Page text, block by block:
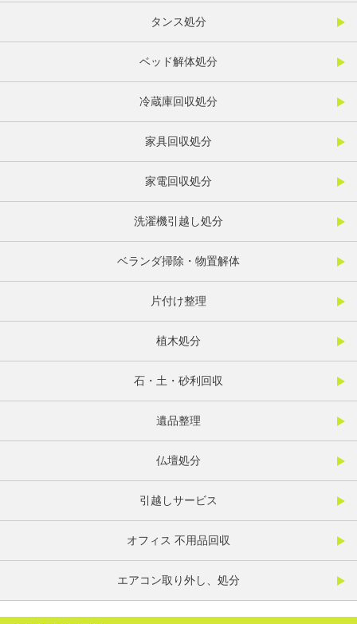
タンス処分
ベッド解体処分
冷蔵庫回収処分
家具回収処分
家電回収処分
洗濯機引越し処分
ベランダ掃除・物置解体
片付け整理
植木処分
石・土・砂利回収
遺品整理
仏壇処分
引越しサービス
オフィス 不用品回収
エアコン取り外し、処分